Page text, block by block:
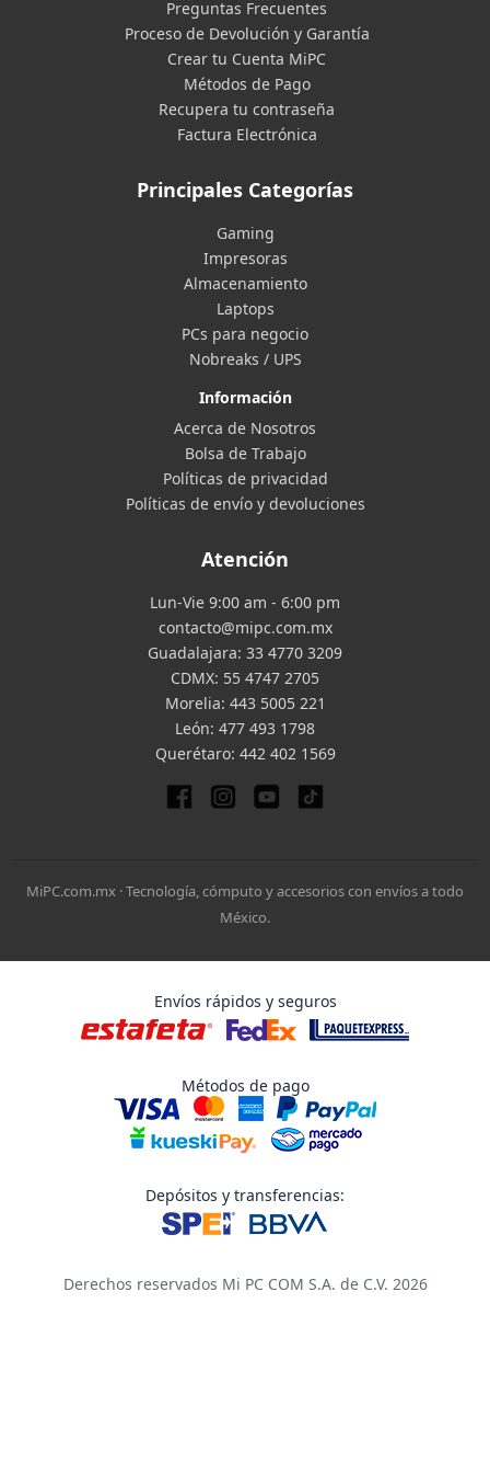
Preguntas Frecuentes
Proceso de Devolución y Garantía
Crear tu Cuenta MiPC
Métodos de Pago
Recupera tu contraseña
Factura Electrónica
Principales Categorías
Gaming
Impresoras
Almacenamiento
Laptops
PCs para negocio
Nobreaks / UPS
Información
Acerca de Nosotros
Bolsa de Trabajo
Políticas de privacidad
Políticas de envío y devoluciones
Atención
Lun-Vie 9:00 am - 6:00 pm
contacto@mipc.com.mx
Guadalajara: 33 4770 3209
CDMX: 55 4747 2705
Morelia: 443 5005 221
León: 477 493 1798
Querétaro: 442 402 1569
MiPC.com.mx · Tecnología, cómputo y accesorios con envíos a todo
México.
Envíos rápidos y seguros
Métodos de pago
Depósitos y transferencias:
Derechos reservados Mi PC COM S.A. de C.V. 2026